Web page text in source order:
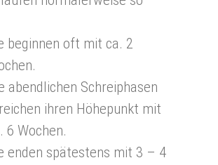
beginnen oft mit ca. 2
abendlichen Schreiphasen
ihren Höhepunkt mit
6 Wochen.
enden spätestens mit 3 – 4